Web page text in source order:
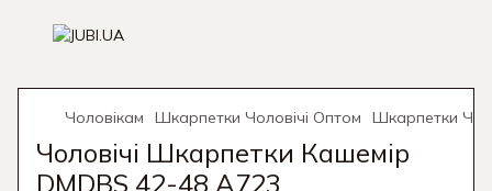
Чоловікам Шкарпетки Чоловічі Оптом Шкарпетки
Чоловічі Шкарпетки Кашемір
DMDBS 42-48 A723